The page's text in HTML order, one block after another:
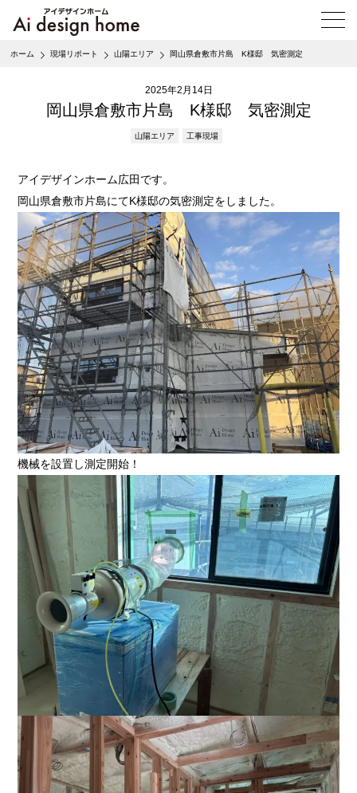
メ
ニ
ホーム 現場リポート 山陽エリア 岡山県倉敷市片島 K様邸 気密測定
2025年2月14日
岡山県倉敷市片島 K様邸 気密測定
山陽エリア 工事現場
アイデザインホーム広田です。
岡山県倉敷市片島にてK様邸の気密測定をしました。
機械を設置し測定開始！